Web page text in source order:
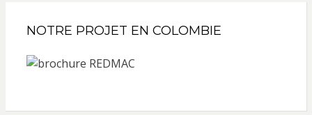
NOTRE PROJET EN COLOMBIE